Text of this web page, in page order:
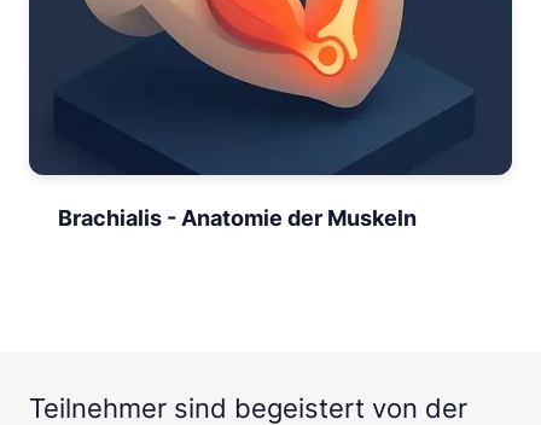
Brachialis - Anatomie der Muskeln
Teilnehmer sind begeistert von der